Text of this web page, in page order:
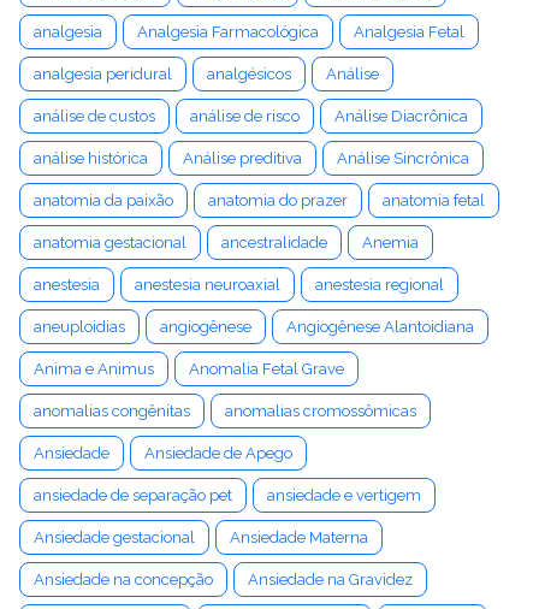
analgesia Analgesia Farmacológica Analgesia Fetal
analgesia peridural analgésicos Análise
análise de custos análise de risco Análise Diacrônica
análise histórica Análise preditiva Análise Sincrônica
anatomia da paixão anatomia do prazer anatomia fetal
anatomia gestacional ancestralidade Anemia
anestesia anestesia neuroaxial anestesia regional
aneuploidias angiogênese Angiogênese Alantoidiana
Anima e Animus Anomalia Fetal Grave
anomalias congênitas anomalias cromossômicas
Ansiedade Ansiedade de Apego
ansiedade de separação pet ansiedade e vertigem
Ansiedade gestacional Ansiedade Materna
Ansiedade na concepção Ansiedade na Gravidez